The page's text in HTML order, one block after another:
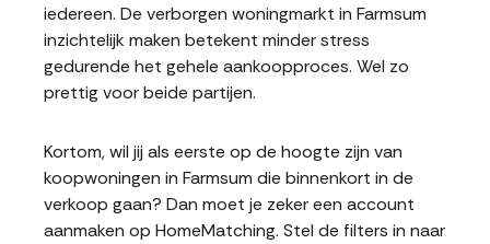
iedereen. De verborgen woningmarkt in Farmsum
inzichtelijk maken betekent minder stress
gedurende het gehele aankoopproces. Wel zo
prettig voor beide partijen.
Kortom, wil jij als eerste op de hoogte zijn van
koopwoningen in Farmsum die binnenkort in de
verkoop gaan? Dan moet je zeker een account
aanmaken op HomeMatching. Stel de filters in naar